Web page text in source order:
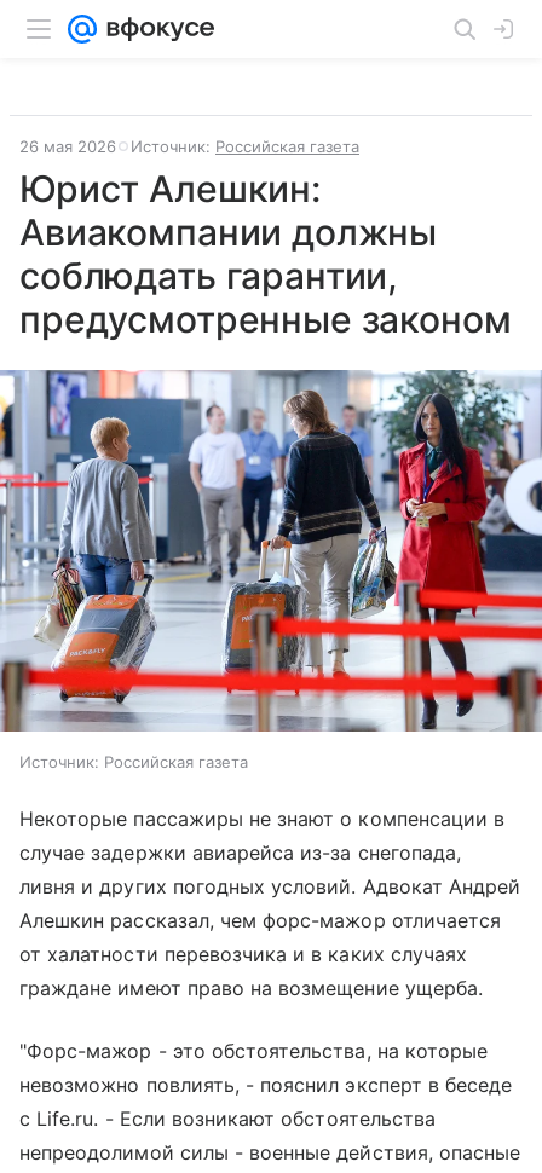
26 мая 2026 Источник: Российская газета
Юрист Алешкин:
Авиакомпании должны
соблюдать гарантии,
предусмотренные законом
Источник: Российская газета
Некоторые пассажиры не знают о компенсации в
случае задержки авиарейса из-за снегопада,
ливня и других погодных условий. Адвокат Андрей
Алешкин рассказал, чем форс-мажор отличается
от халатности перевозчика и в каких случаях
граждане имеют право на возмещение ущерба.
"Форс-мажор - это обстоятельства, на которые
невозможно повлиять, - пояснил эксперт в беседе
с Life.ru. - Если возникают обстоятельства
непреодолимой силы - военные действия, опасные